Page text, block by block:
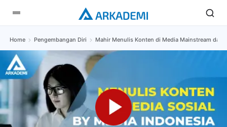
Home Pengembangan Diri Mahir Menulis Konten di Media Mainstream dan